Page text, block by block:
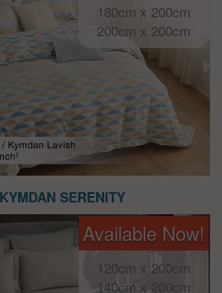
180cm x 200cm
200cm x 200cm
SERENITY
Available Now!
120cm x 200cm
140cm x 200cm